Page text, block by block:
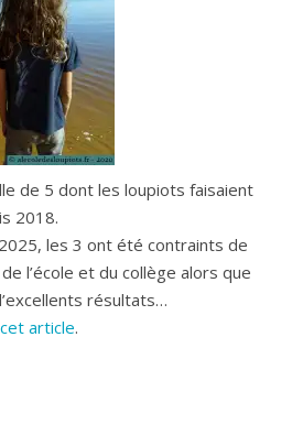
de 5 dont les loupiots faisaient
2018.
les 3 ont été contraints de
l’école et du collège alors que
résultats…
article.